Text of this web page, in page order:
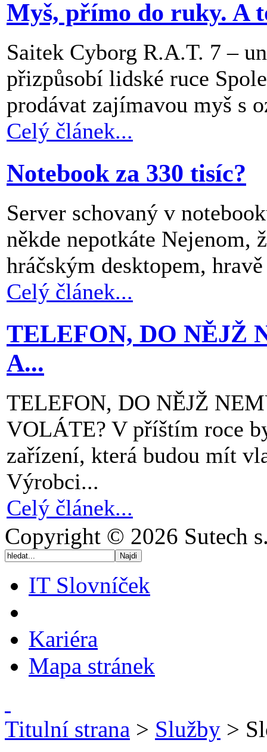
Myš, přímo do ruky. A
Saitek Cyborg R.A.T. 7 –
přizpůsobí lidské ruce
prodávat zajímavou myš s
Celý článek...
Notebook za 330 tisíc?
Server schovaný v
někde nepotkáte Nejenom,
hráčským desktopem,
Celý článek...
TELEFON, DO NĚJŽ
A...
TELEFON, DO NĚJŽ
VOLÁTE? V příštím roce
zařízení, která budou mít
Výrobci...
Celý článek...
Copyright © 2026 Sutech
IT Slovníček
Kariéra
Mapa stránek
Titulní strana > Služby >